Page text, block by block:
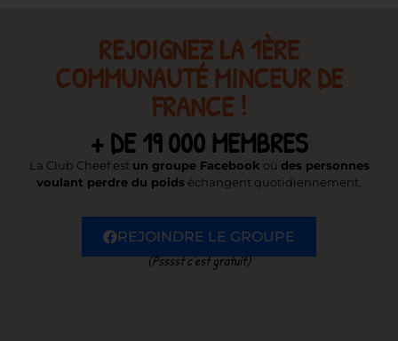
REJOIGNEZ LA 1ÈRE
COMMUNAUTÉ MINCEUR DE
FRANCE !
+ DE 19 000 MEMBRES
La Club Cheef est un groupe Facebook où des personnes
voulant perdre du poids échangent quotidiennement.
REJOINDRE LE GROUPE
(Psssst c’est gratuit)